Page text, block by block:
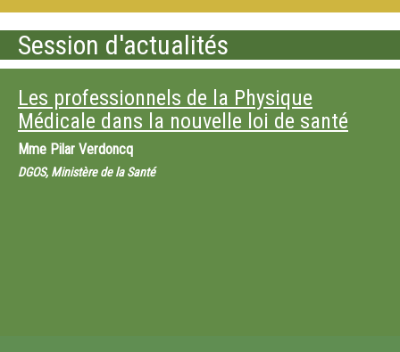
Session d'actualités
Les professionnels de la Physique
Médicale dans la nouvelle loi de santé
Mme Pilar Verdoncq
DGOS, Ministère de la Santé